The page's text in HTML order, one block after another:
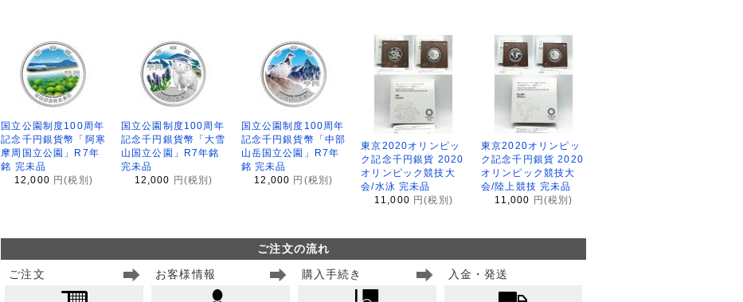
国立公園制度100周年
記念千円銀貨幣「阿寒
摩周国立公園」R7年
銘 完未品
12,000 円(税別)
国立公園制度100周年
記念千円銀貨幣「大雪
山国立公園」R7年銘
完未品
12,000 円(税別)
国立公園制度100周年
記念千円銀貨幣「中部
山岳国立公園」R7年
銘 完未品
12,000 円(税別)
東京2020オリンピッ
ク記念千円銀貨 2020
オリンピック競技大
会/水泳 完未品
11,000 円(税別)
東京2020オリンピッ
ク記念千円銀貨 2020
オリンピック競技大
会/陸上競技 完未品
11,000 円(税別)
ご注文の流れ
ご注文
お客様情報 購入手続き 入金・発送